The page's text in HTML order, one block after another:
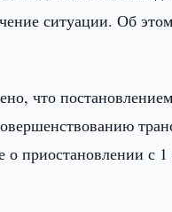
ситуации. Об
что
с